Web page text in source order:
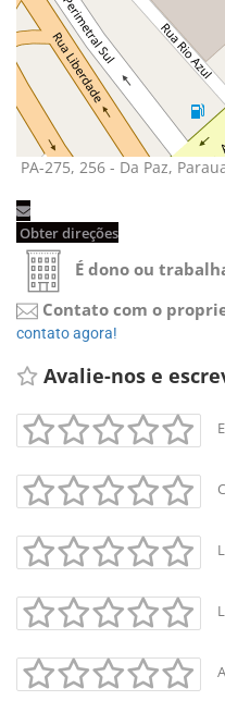
PA-275, 256 - Da Paz,
Obter direções
É dono ou
Contato com o
contato agora!
Avalie-nos e